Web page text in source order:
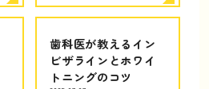
歯科医が教えるイン
ビザラインとホワイ
トニングのコツ